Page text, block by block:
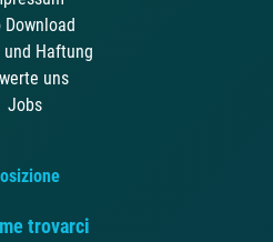
Download
und Haftung
uns
Jobs